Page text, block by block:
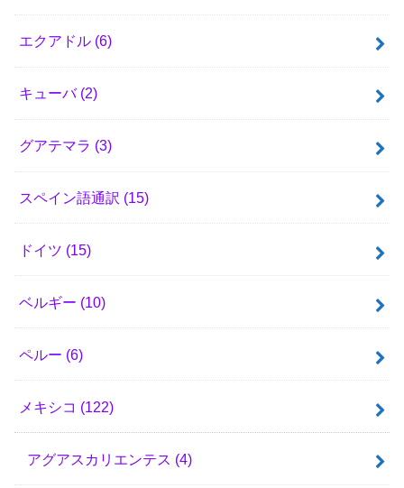
エクアドル (6)
キューバ (2)
グアテマラ (3)
スペイン語通訳 (15)
ドイツ (15)
ベルギー (10)
ペルー (6)
メキシコ (122)
アグアスカリエンテス (4)